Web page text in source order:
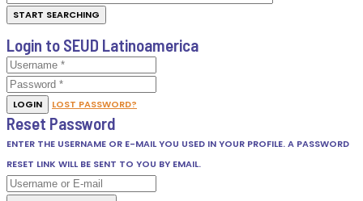
Login to SEUD Latinoamerica
LOGIN LOST PASSWORD?
Reset Password
ENTER THE USERNAME OR E-MAIL YOU USED IN YOUR PROFILE. A PASSWORD
RESET LINK WILL BE SENT TO YOU BY EMAIL.